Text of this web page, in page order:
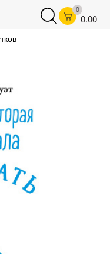
0
0.00